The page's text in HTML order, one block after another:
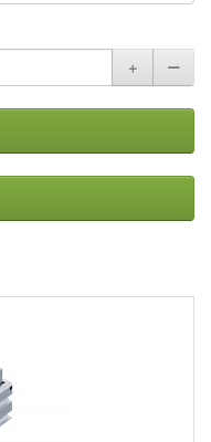
＋
ー